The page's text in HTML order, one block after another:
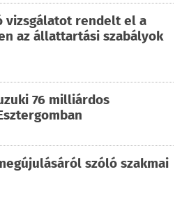
vizsgálatot rendelt el a
az állattartási szabályok
76 milliárdos
szóló szakmai